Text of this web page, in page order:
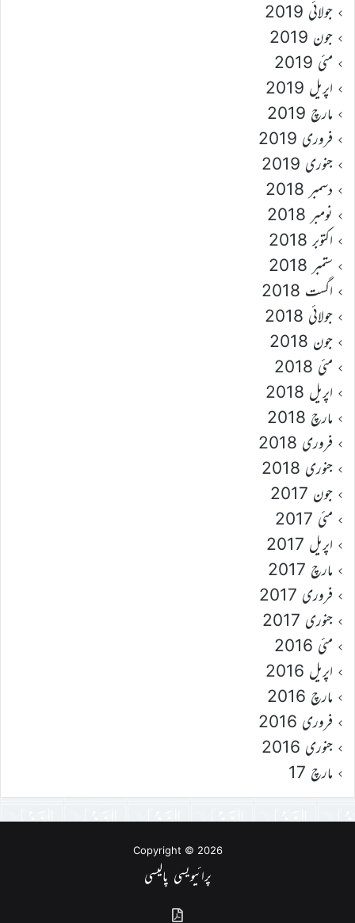
جولائی 2019
جون 2019
مئی 2019
اپریل 2019
مارچ 2019
فروری 2019
جنوری 2019
دسمبر 2018
نومبر 2018
اکتوبر 2018
ستمبر 2018
اگست 2018
جولائی 2018
جون 2018
مئی 2018
اپریل 2018
مارچ 2018
فروری 2018
جنوری 2018
جون 2017
مئی 2017
اپریل 2017
مارچ 2017
فروری 2017
جنوری 2017
مئی 2016
اپریل 2016
مارچ 2016
فروری 2016
جنوری 2016
مارچ 17
Copyright © 2026
پرائیویسی پالیسی
گذشتہ